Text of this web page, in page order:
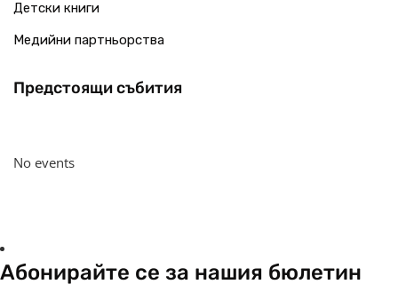
Детски книги
Медийни партньорства
Предстоящи събития
No events
Абонирайте се за нашия бюлетин